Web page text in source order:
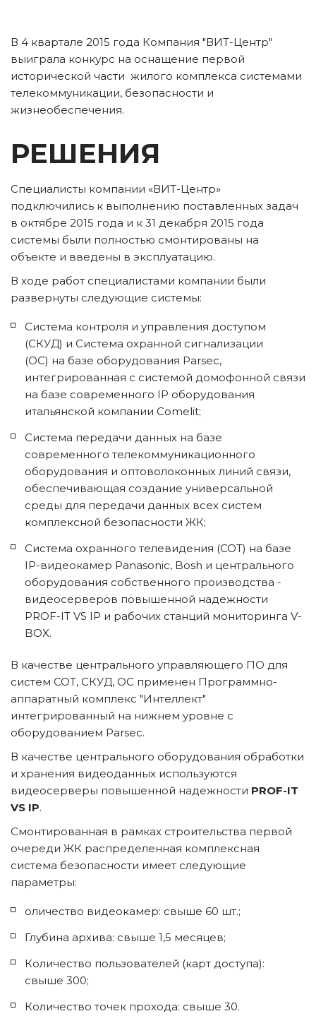
В 4 квартале 2015 года Компания "ВИТ-Центр"
выиграла конкурс на оснащение первой
исторической части  жилого комплекса системами
телекоммуникации, безопасности и
жизнеобеспечения.
РЕШЕНИЯ
Специалисты компании «ВИТ-Центр»
подключились к выполнению поставленных задач
в октябре 2015 года и к 31 декабря 2015 года
системы были полностью смонтированы на
объекте и введены в эксплуатацию.
В ходе работ специалистами компании были
развернуты следующие системы:
Система контроля и управления доступом
(СКУД) и Система охранной сигнализации
(ОС) на базе оборудования Parsec,
интегрированная с системой домофонной связи
на базе современного IP оборудования
итальянской компании Comelit;
Система передачи данных на базе
современного телекоммуникационного
оборудования и оптоволоконных линий связи,
обеспечивающая создание универсальной
среды для передачи данных всех систем
комплексной безопасности ЖК;
Система охранного телевидения (СОТ) на базе
IP-видеокамер Panasonic, Bosh и центрального
оборудования собственного производства -
видеосерверов повышенной надежности
PROF-IT VS IP и рабочих станций мониторинга V-
BOX.
В качестве центрального управляющего ПО для
систем СОТ, СКУД, ОС применен Программно-
аппаратный комплекс "Интеллект"
интегрированный на нижнем уровне с
оборудованием Parsec.
В качестве центрального оборудования обработки
и хранения видеоданных используются
видеосерверы повышенной надежности PROF-IT
VS IP.
Смонтированная в рамках строительства первой
очереди ЖК распределенная комплексная
система безопасности имеет следующие
параметры:
оличество видеокамер: свыше 60 шт.;
Глубина архива: свыше 1,5 месяцев;
Количество пользователей (карт доступа):
свыше 300;
Количество точек прохода: свыше 30.